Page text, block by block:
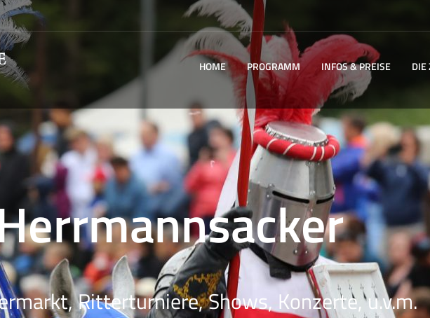
HOME PROGRAMM INFOS & PREISE DIE
Ritterturniere, Shows, Konzerte, u.v.m.